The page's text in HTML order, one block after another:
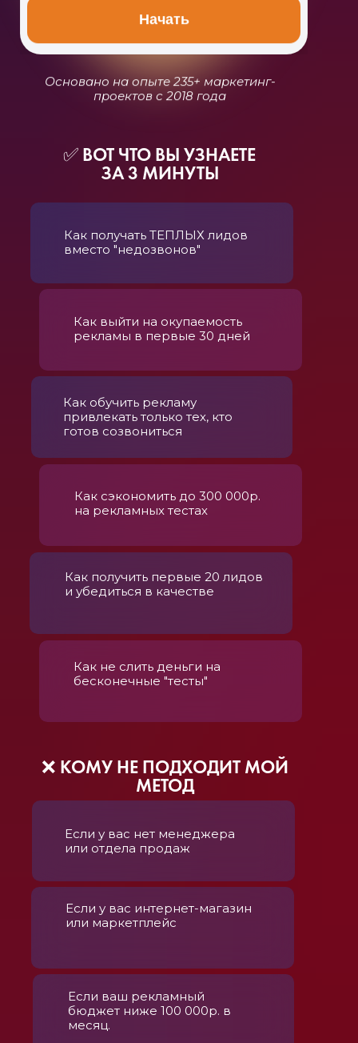
Основано на опыте 235+ маркетинг-
проектов с 2018 года
заинтересованные звонки, визиты и
16:10
Начать
❌ КОМУ НЕ ПОДХОДИТ МОЙ
МЕТОД
✅ ВОТ ЧТО ВЫ УЗНАЕТЕ
ЗА 3 МИНУТЫ
Если у вас интернет-магазин
или маркетплейс
Как выйти на окупаемость
рекламы в первые 30 дней
Если ваш рекламный
бюджет ниже 100 000р. в
месяц.
Как обучить рекламу
привлекать только тех, кто
готов созвониться
Как получить первые 20 лидов
и убедиться в качестве
Как не слить деньги на
бесконечные "тесты"
Как сэкономить до 300 000р.
на рекламных тестах
Если у вас нет менеджера
или отдела продаж
Как получать ТЕПЛЫХ лидов
вместо "недозвонов"